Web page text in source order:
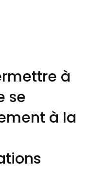
à
se
à la